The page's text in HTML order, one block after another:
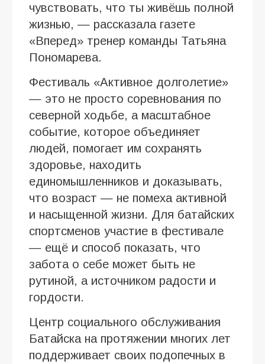
чувствовать, что ты живёшь полной
жизнью, — рассказала газете
«Вперед» тренер команды Татьяна
Пономарева.
Фестиваль «Активное долголетие»
— это не просто соревнования по
северной ходьбе, а масштабное
событие, которое объединяет
людей, помогает им сохранять
здоровье, находить
единомышленников и доказывать,
что возраст — не помеха активной
и насыщенной жизни. Для батайских
спортсменов участие в фестивале
— ещё и способ показать, что
забота о себе может быть не
рутиной, а источником радости и
гордости.
Центр социального обслуживания
Батайска на протяжении многих лет
поддерживает своих подопечных в